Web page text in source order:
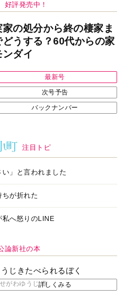
評発売中！
家の処分から終の棲家ま
どうする？60代からの家
ンダイ
最新号
次号予告
バックナンバー
注目トピ
」と言われました
ちが折れた
私へ怒りのLINE
論新社の本
うじきたべられるぼく
がわゆうじ 作詳しくみる